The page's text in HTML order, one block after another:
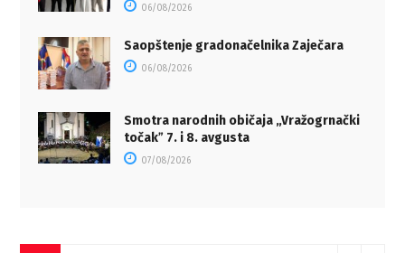
06/08/2026
Saopštenje gradonačelnika Zaječara
06/08/2026
Smotra narodnih običaja „Vražogrnački
točakˮ 7. i 8. avgusta
07/08/2026